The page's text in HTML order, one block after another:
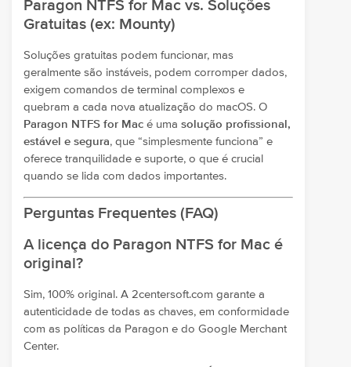
Paragon NTFS for Mac vs. Soluções
Gratuitas (ex: Mounty)
Soluções gratuitas podem funcionar, mas
geralmente são instáveis, podem corromper dados,
exigem comandos de terminal complexos e
quebram a cada nova atualização do macOS. O
Paragon NTFS for Mac é uma solução profissional,
estável e segura, que “simplesmente funciona” e
oferece tranquilidade e suporte, o que é crucial
quando se lida com dados importantes.
Perguntas Frequentes (FAQ)
A licença do Paragon NTFS for Mac é
original?
Sim, 100% original. A 2centersoft.com garante a
autenticidade de todas as chaves, em conformidade
com as políticas da Paragon e do Google Merchant
Center.